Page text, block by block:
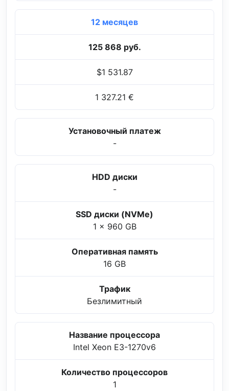
12 месяцев
125 868 руб.
$1 531.87
1 327.21 €
Установочный платеж
-
HDD диски
-
SSD диски (NVMe)
1 x 960 GB
Оперативная память
16 GB
Трафик
Безлимитный
Название процессора
Intel Xeon E3-1270v6
Количество процессоров
1